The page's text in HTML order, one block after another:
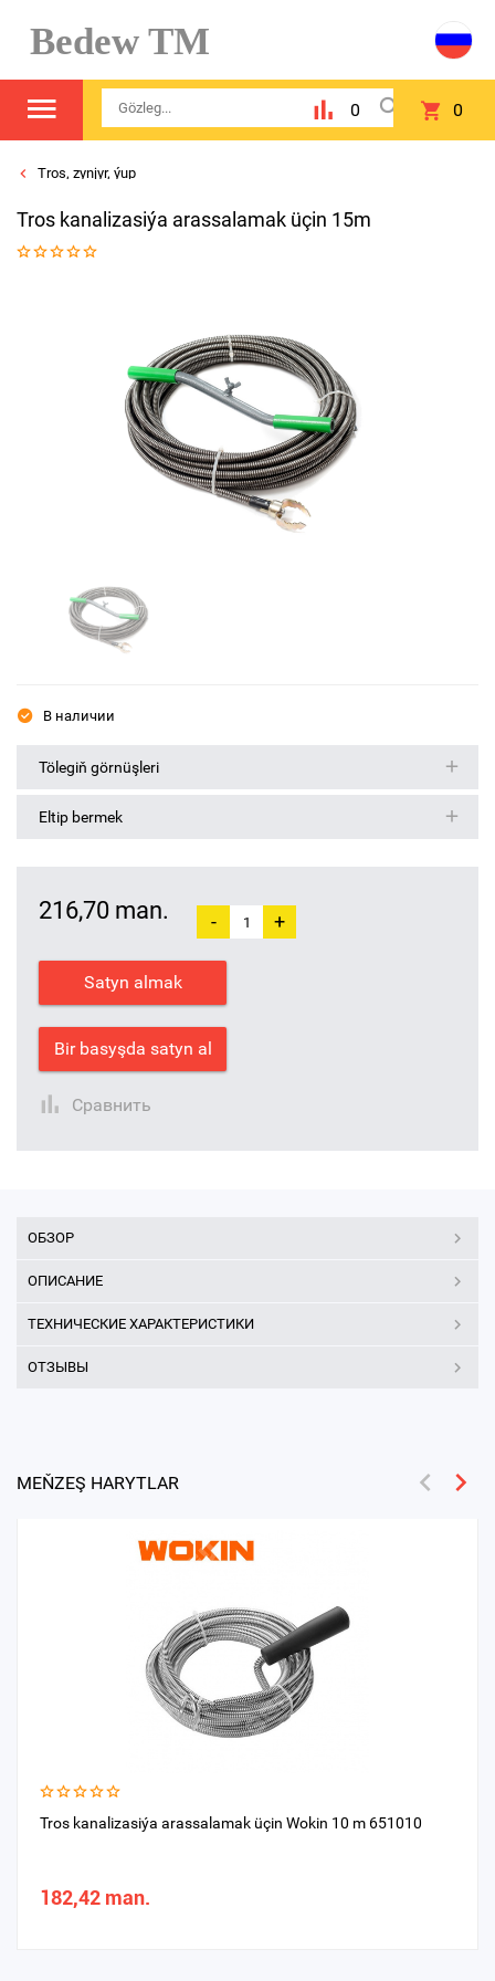
Bedew TM
0 0
Tros, zynjyr, ýup
Tros kanalizasiýa arassalamak üçin 15m
В наличии
Tölegiň görnüşleri
Eltip bermek
216,70 man. - +
Satyn almak
Bir basyşda satyn al
Сравнить
ОБЗОР
ОПИСАНИЕ
ТЕХНИЧЕСКИЕ ХАРАКТЕРИСТИКИ
ОТЗЫВЫ
MEŇZEŞ HARYTLAR
Tros kanalizasiýa arassalamak üçin Wokin 10 m 651010
182,42 man.